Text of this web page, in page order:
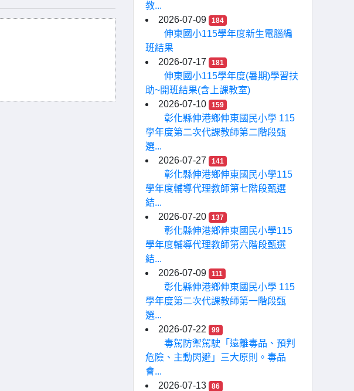
教...
2026-07-09
184
伸東國小115學年度新生電腦編
班結果
2026-07-17
181
伸東國小115學年度(暑期)學習扶
助~開班結果(含上課教室)
2026-07-10
159
彰化縣伸港鄉伸東國民小學 115
學年度第二次代課教師第二階段甄
選...
2026-07-27
141
彰化縣伸港鄉伸東國民小學115
學年度輔導代理教師第七階段甄選
結...
2026-07-20
137
彰化縣伸港鄉伸東國民小學115
學年度輔導代理教師第六階段甄選
結...
2026-07-09
111
彰化縣伸港鄉伸東國民小學 115
學年度第二次代課教師第一階段甄
選...
2026-07-22
99
毒駕防禦駕駛「遠離毒品、預判
危險、主動閃避」三大原則。毒品
會...
2026-07-13
86